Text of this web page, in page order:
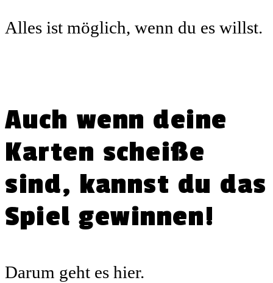
Alles ist möglich, wenn du es willst.
Auch wenn deine
Karten scheiße
sind, kannst du das
Spiel gewinnen!
Darum geht es hier.